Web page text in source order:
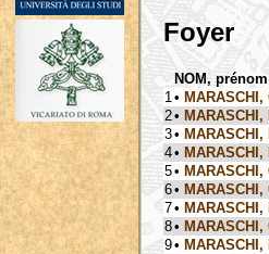
Foyer
NOM, prénom
1 •
2• MARASCHI,
3•
4•
5• MARASCHI,
6•
7•
8•
9• MARASCHI,